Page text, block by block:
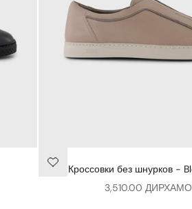
Кроссовки без шнурков -
Цена продажи
3,510.00